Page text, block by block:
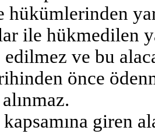
hükümlerinden
ile hükmedilen
ve bu
önce
giren